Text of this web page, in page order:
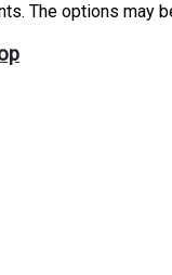
The options may